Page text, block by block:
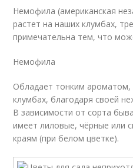
Немофила (американская
растет на наших клумбах,
примечательна тем, что
Немофила
Обладает тонким ароматом,
клумбах, благодаря своей
В зависимости от сорта
имеет лиловые, чёрные или
краям (при белом цветке).